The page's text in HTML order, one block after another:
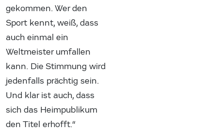
gekommen. Wer den
Sport kennt, weiß, dass
auch einmal ein
Weltmeister umfallen
kann. Die Stimmung wird
jedenfalls prächtig sein.
Und klar ist auch, dass
sich das Heimpublikum
den Titel erhofft.“